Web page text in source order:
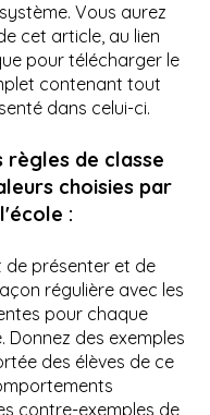
Vous aurez
cet article, au lien
pour télécharger le
contenant tout
dans celui-ci.
règles de classe
choisies par
l'école :
de présenter et de
régulière avec les
pour chaque
Donnez des exemples
des élèves de ce
contre-exemples de